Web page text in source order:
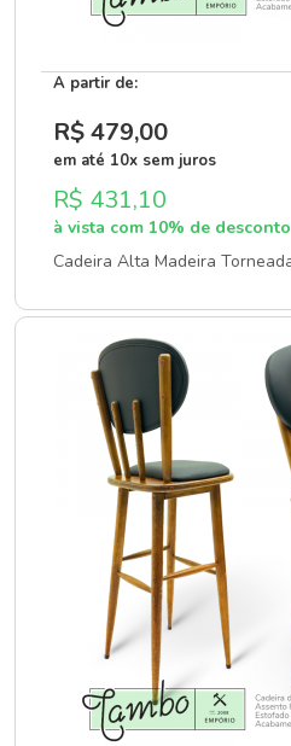
A partir de:
R$ 479,00
em até 10x sem juros
R$ 431,10
à vista com 10% de desconto